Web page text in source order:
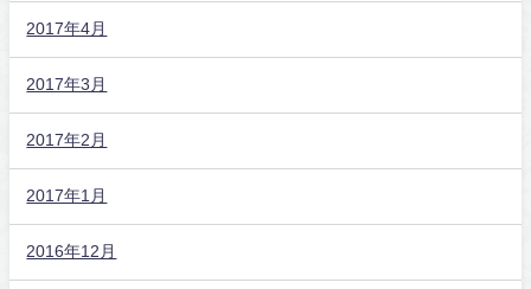
2017年4月
2017年3月
2017年2月
2017年1月
2016年12月